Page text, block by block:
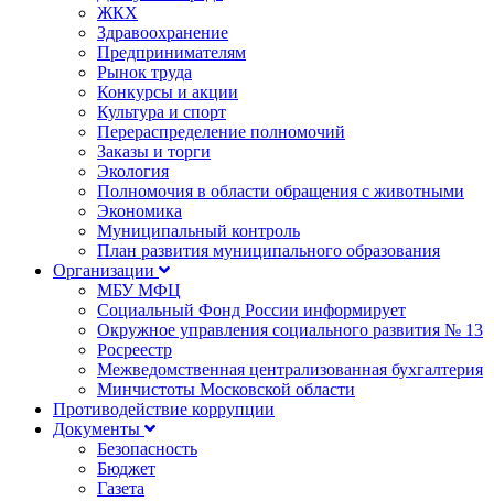
ЖКХ
Здравоохранение
Предпринимателям
Рынок труда
Конкурсы и акции
Культура и спорт
Перераспределение полномочий
Заказы и торги
Экология
Полномочия в области обращения с животными
Экономика
Муниципальный контроль
План развития муниципального образования
Организации
МБУ МФЦ
Социальный Фонд России информирует
Окружное управления социального развития № 13
Росреестр
Межведомственная централизованная бухгалтерия
Минчистоты Московской области
Противодействие коррупции
Документы
Безопасность
Бюджет
Газета